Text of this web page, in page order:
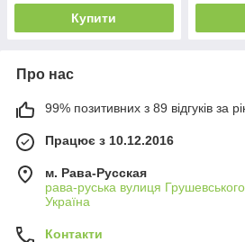
Купити
Про нас
99% позитивних з 89 відгуків за
Працює з 10.12.2016
м. Рава-Русская
рава-руська вулиця
Україна
Контакти